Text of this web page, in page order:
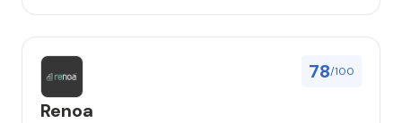
78/100
Renoa